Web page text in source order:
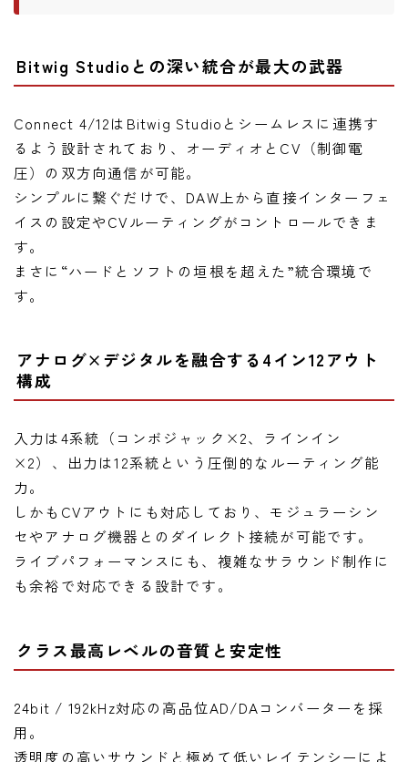
Bitwig Studioとの深い統合が最大の武器
Connect 4/12はBitwig Studioとシームレスに連携す
るよう設計されており、オーディオとCV（制御電
圧）の双方向通信が可能。
シンプルに繋ぐだけで、DAW上から直接インターフェ
イスの設定やCVルーティングがコントロールできま
す。
まさに“ハードとソフトの垣根を超えた”統合環境で
す。
アナログ×デジタルを融合する4イン12アウト
構成
入力は4系統（コンボジャック×2、ラインイン
×2）、出力は12系統という圧倒的なルーティング能
力。
しかもCVアウトにも対応しており、モジュラーシン
セやアナログ機器とのダイレクト接続が可能です。
ライブパフォーマンスにも、複雑なサラウンド制作に
も余裕で対応できる設計です。
クラス最高レベルの音質と安定性
24bit / 192kHz対応の高品位AD/DAコンバーターを採
用。
透明度の高いサウンドと極めて低いレイテンシーによ